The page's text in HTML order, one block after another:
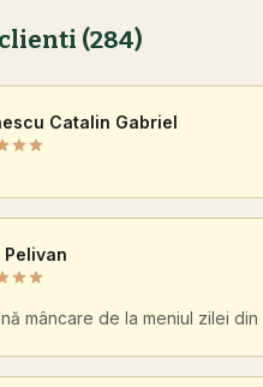
(284)
Catalin Gabriel
Pelivan
mâncare de la meniul zilei